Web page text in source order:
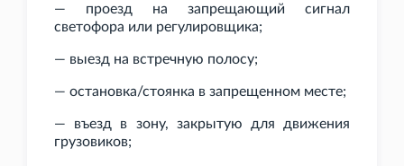
— проезд на запрещающий сигнал
светофора или регулировщика;
— выезд на встречную полосу;
— остановка/стоянка в запрещенном месте;
— въезд в зону, закрытую для движения
грузовиков;